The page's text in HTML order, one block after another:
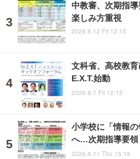
中教審、次期指
楽しみ方重視
2026.6.12 Fri 12:15
文科省、高校教
E.X.T.始動
2026.8.7 Fri 12:15
小学校に「情報
へ…次期指導要領
2026.6.11 Thu 15:15